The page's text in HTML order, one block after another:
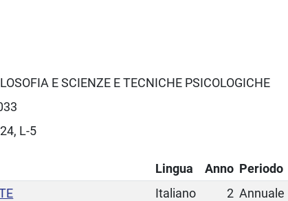
E SCIENZE E TECNICHE PSICOLOGICHE
L-5
Lingua Anno Periodo
Italiano 2 Annuale